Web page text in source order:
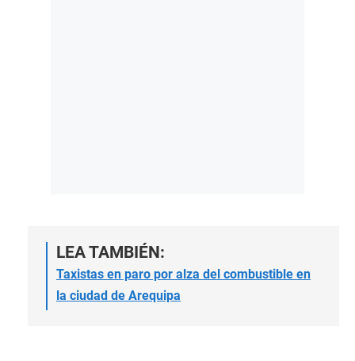
LEA TAMBIÉN:
Taxistas en paro por alza del combustible en
la ciudad de Arequipa